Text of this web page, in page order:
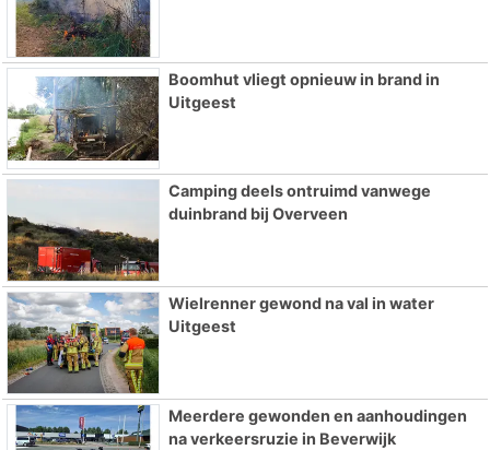
Boomhut vliegt opnieuw in brand in
Uitgeest
Camping deels ontruimd vanwege
duinbrand bij Overveen
Wielrenner gewond na val in water
Uitgeest
Meerdere gewonden en aanhoudingen
na verkeersruzie in Beverwijk